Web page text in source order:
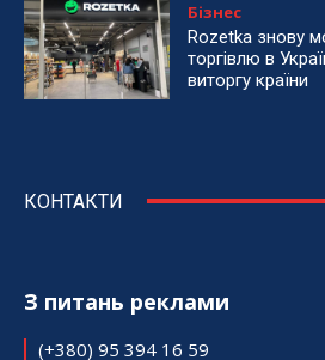
Бізнес
Rozetka знову
торгівлю в
виторгу країни
КОНТАКТИ
З питань реклами
(+380) 95 394 16 59